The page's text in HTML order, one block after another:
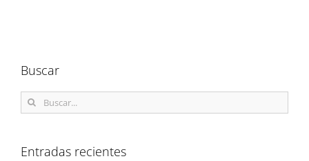
Buscar
Buscar:
Entradas recientes